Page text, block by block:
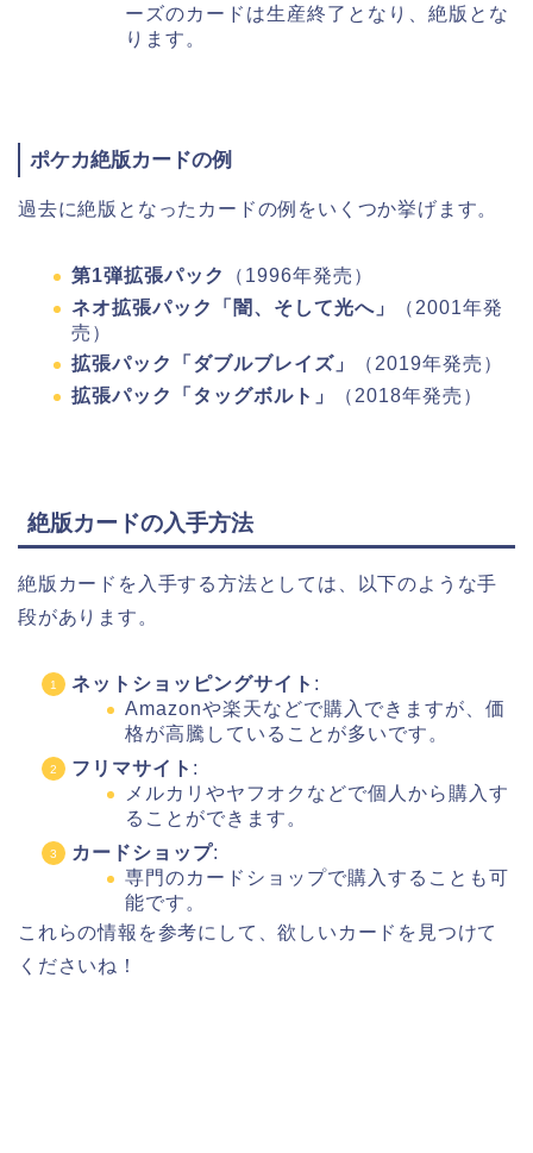
ーズのカードは生産終了となり、絶版とな
ります。
ポケカ絶版カードの例
過去に絶版となったカードの例をいくつか挙げます。
第1弾拡張パック
（1996年発売）
ネオ拡張パック「闇、そして光へ」
（2001年発
売）
拡張パック「ダブルブレイズ」
（2019年発売）
拡張パック「タッグボルト」
（2018年発売）
絶版カードの入手方法
絶版カードを入手する方法としては、以下のような手
段があります。
ネットショッピングサイト :
Amazonや楽天などで購入できますが、価
格が高騰していることが多いです。
フリマサイト :
メルカリやヤフオクなどで個人から購入す
ることができます。
カードショップ:
専門のカードショップで購入することも可
能です。
これらの情報を参考にして、欲しいカードを見つけて
くださいね！